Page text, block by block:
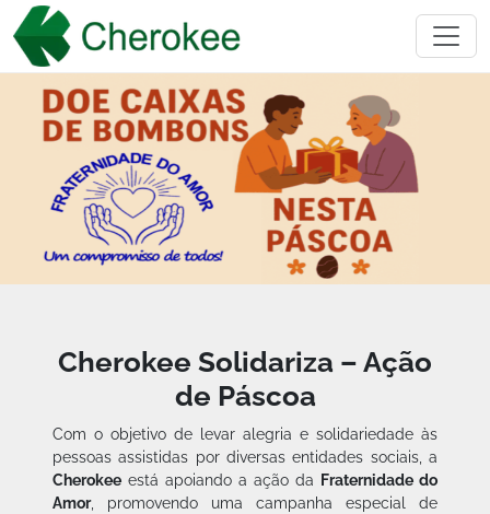
Cherokee Solidariza – Ação
de Páscoa
Com o objetivo de levar alegria e solidariedade às
pessoas assistidas por diversas entidades sociais, a
Cherokee está apoiando a ação da Fraternidade do
Amor, promovendo uma campanha especial de